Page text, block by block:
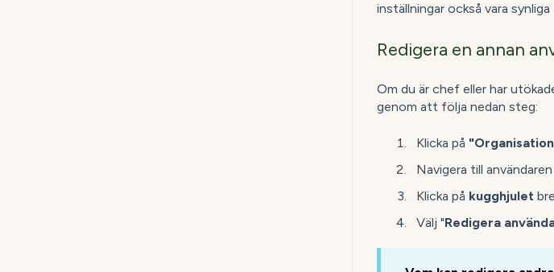
inställningar också vara
Redigera en annan
Om du är chef eller har
genom att följa nedan steg:
Klicka på
Navigera till
Klicka på kugghjulet
Välj "Redigera